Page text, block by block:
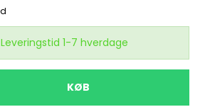
Leveringstid 1-7 hverdage
KØB